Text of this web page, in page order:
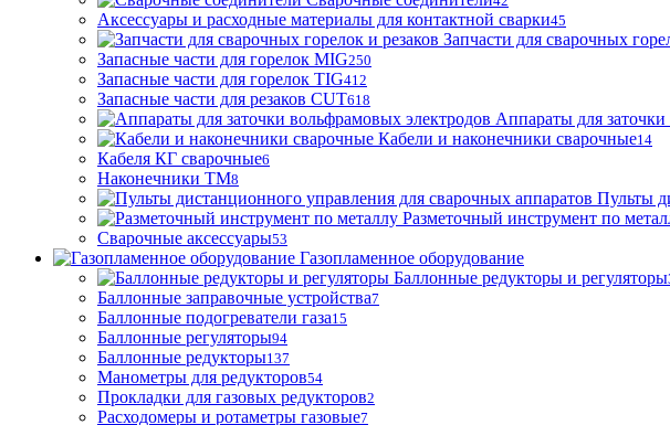
Аксессуары и расходные материалы для контактной сварки45
Запчасти для сварочных
Запасные части для горелок MIG250
Запасные части для горелок TIG412
Запасные части для резаков CUT618
Аппараты для
Кабели и наконечники сварочные14
Кабеля КГ сварочные6
Наконечники ТМ8
Пульты
Разметочный инструмент по
Сварочные аксессуары53
Газопламенное оборудование
Баллонные редукторы и регуляторы
Баллонные заправочные устройства7
Баллонные подогреватели газа15
Баллонные регуляторы94
Баллонные редукторы137
Манометры для редукторов54
Прокладки для газовых редукторов2
Расходомеры и ротаметры газовые7